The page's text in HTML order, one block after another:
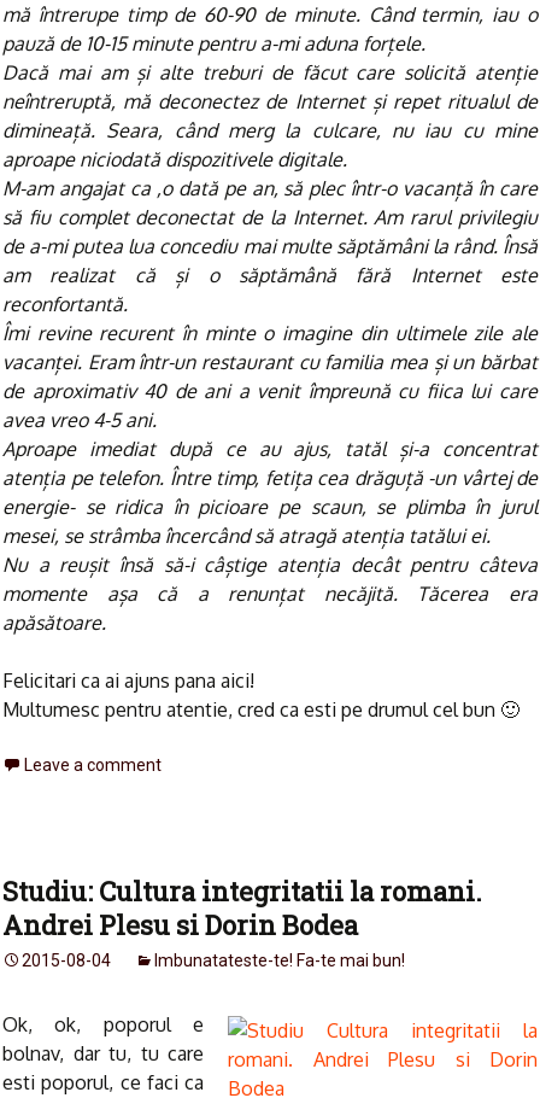
mă întrerupe timp de 60-90 de minute. Când termin, iau o
pauză de 10-15 minute pentru a-mi aduna forțele.
Dacă mai am și alte treburi de făcut care solicită atenție
neîntreruptă, mă deconectez de Internet și repet ritualul de
dimineață. Seara, când merg la culcare, nu iau cu mine
aproape niciodată dispozitivele digitale.
M-am angajat ca ,o dată pe an, să plec într-o vacanță în care
să fiu complet deconectat de la Internet. Am rarul privilegiu
de a-mi putea lua concediu mai multe săptămâni la rând. Însă
am realizat că și o săptămână fără Internet este
reconfortantă.
Îmi revine recurent în minte o imagine din ultimele zile ale
vacanței. Eram într-un restaurant cu familia mea și un bărbat
de aproximativ 40 de ani a venit împreună cu fiica lui care
avea vreo 4-5 ani.
Aproape imediat după ce au ajus, tatăl și-a concentrat
atenția pe telefon. Între timp, fetița cea drăguță -un vârtej de
energie- se ridica în picioare pe scaun, se plimba în jurul
mesei, se strâmba încercând să atragă atenția tatălui ei.
Nu a reușit însă să-i câștige atenția decât pentru câteva
momente așa că a renunțat necăjită. Tăcerea era
apăsătoare.
Felicitari ca ai ajuns pana aici!
Multumesc pentru atentie, cred ca esti pe drumul cel bun 🙂
Leave a comment
Studiu: Cultura integritatii la romani.
Andrei Plesu si Dorin Bodea
2015-08-04 Imbunatateste-te! Fa-te mai bun!
Ok, ok, poporul e
bolnav, dar tu, tu care
esti poporul, ce faci ca